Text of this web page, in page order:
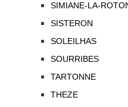
SIMIANE-LA-
SISTERON
SOLEILHAS
SOURRIBES
TARTONNE
THEZE